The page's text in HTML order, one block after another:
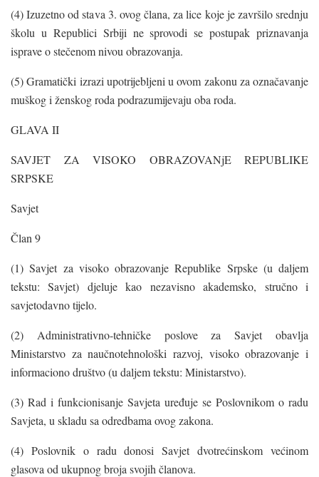
(4) Izuzetno od stava 3. ovog člana, za lice koje je završilo srednju
školu u Republici Srbiji ne sprovodi se postupak priznavanja
isprave o stečenom nivou obrazovanja.
(5) Gramatički izrazi upotrijebljeni u ovom zakonu za označavanje
muškog i ženskog roda podrazumijevaju oba roda.
GLAVA II
SAVJET ZA VISOKO OBRAZOVANjE REPUBLIKE
SRPSKE
Savjet
Član 9
(1) Savjet za visoko obrazovanje Republike Srpske (u daljem
tekstu: Savjet) djeluje kao nezavisno akademsko, stručno i
savjetodavno tijelo.
(2) Administrativno-tehničke poslove za Savjet obavlja
Ministarstvo za naučnotehnološki razvoj, visoko obrazovanje i
informaciono društvo (u daljem tekstu: Ministarstvo).
(3) Rad i funkcionisanje Savjeta uređuje se Poslovnikom o radu
Savjeta, u skladu sa odredbama ovog zakona.
(4) Poslovnik o radu donosi Savjet dvotrećinskom većinom
glasova od ukupnog broja svojih članova.